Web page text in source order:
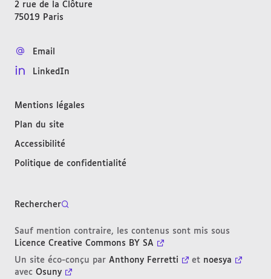
2 rue de la Clôture
75019
Paris
Email
LinkedIn
Mentions légales
Plan du site
Accessibilité
Politique de confidentialité
Rechercher
Sauf mention contraire, les contenus sont mis sous
Licence Creative Commons BY SA
Un site éco-conçu par Anthony Ferretti et noesya
avec Osuny